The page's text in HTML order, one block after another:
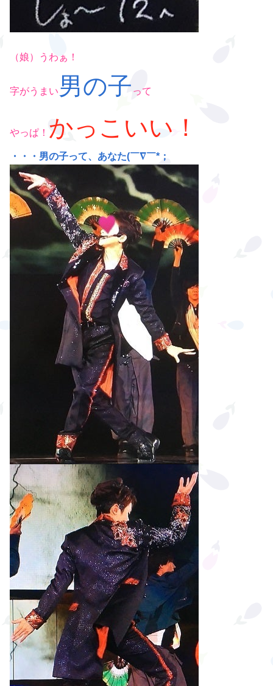
（娘）うわぁ！
字がうまい 男の子 って
やっぱ！ かっこいい！
・・・ 男の子って、あなた(￣∇￣*；